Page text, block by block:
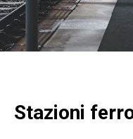
Stazioni